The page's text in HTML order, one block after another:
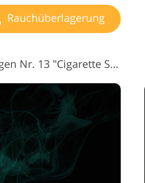
Rauchüberlagerung
Photoshop-Rauchüberlagerungen Nr. 13 "Cigarette Smoke"